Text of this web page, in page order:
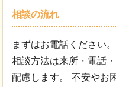
相談の流れ
まずはお電話ください
相談方法は来所・電話
配慮します。 不安やお